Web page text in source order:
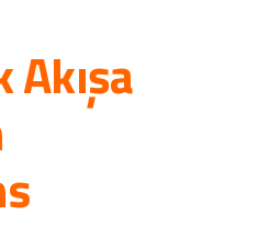
Akışa